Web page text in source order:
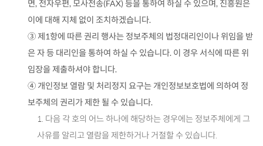
면, 전자우편, 모사전송(FAX) 등을 통하여 하실 수 있으며, 진흥원은
이에 대해 지체 없이 조치하겠습니다.
③ 제1항에 따른 권리 행사는 정보주체의 법정대리인이나 위임을 받
은 자 등 대리인을 통하여 하실 수 있습니다. 이 경우 서식에 따른 위
임장을 제출하셔야 합니다.
④ 개인정보 열람 및 처리정지 요구는 개인정보보호법에 의하여 정
보주체의 권리가 제한 될 수 있습니다.
1. 다음 각 호의 어느 하나에 해당하는 경우에는 정보주체에게 그
사유를 알리고 열람을 제한하거나 거절할 수 있습니다.